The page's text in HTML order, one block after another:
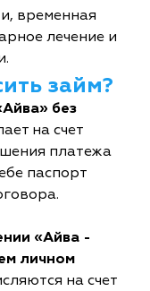
временная
лечение и
займ?
без
на счет
платежа
паспорт
«Айва -
личном
на счет